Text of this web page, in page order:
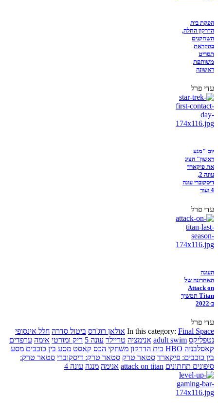
הפקת בית
הדרקון החלה,
השחקנים
בהקראת
תסריט
משותפת
ראשונה
עדי פרל
יום "מגע
ראשון" הציג
את פיקארד
עונה 2,
דיסקוברי עונה
4 ועוד
עדי פרל
העונה
האחרונה של
Attack on
Titan תמשיך
ב-2022
עדי פרל
In this category: Final Space אולאן רוג'רס ביטול סדרה חלל אינסופי
נטפליקס adult swim אנימציה טריילר עונה 5 ריק ומורטי אימה ערפדים
קאסלבניה HBO בית הדרקון משחקי הכס קאסט מסע בין כוכבים מסע
בין כוכבים: פיקארד סטאר טרק סטאר טרק: דיסקוברי סטאר טרק:
סיפונים תחתונים attack on titan אנימה מנגה עונה 4